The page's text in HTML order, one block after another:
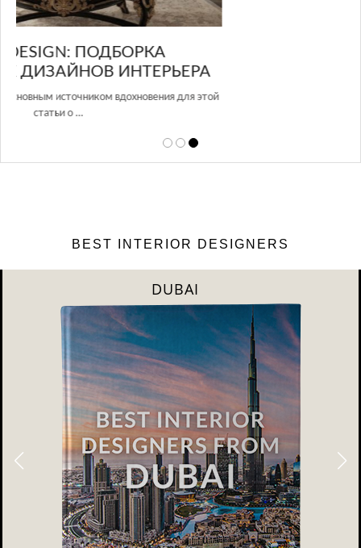
GLAZOV DESIGN GROUP – УНИКАЛЬНЫЙ
ПОДХОД К ДИЗАЙНУ
Glazov Design Group- это одна из лучших студий дизайна интерьера
BEST INTERIOR DESIGNERS
DUBAI